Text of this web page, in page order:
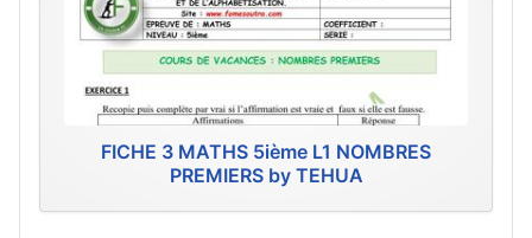
FICHE 3 MATHS 5ième L1 NOMBRES
PREMIERS by TEHUA